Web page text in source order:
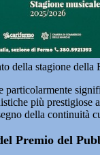
della stagione
particolarmente
più
della continuità
Premio del